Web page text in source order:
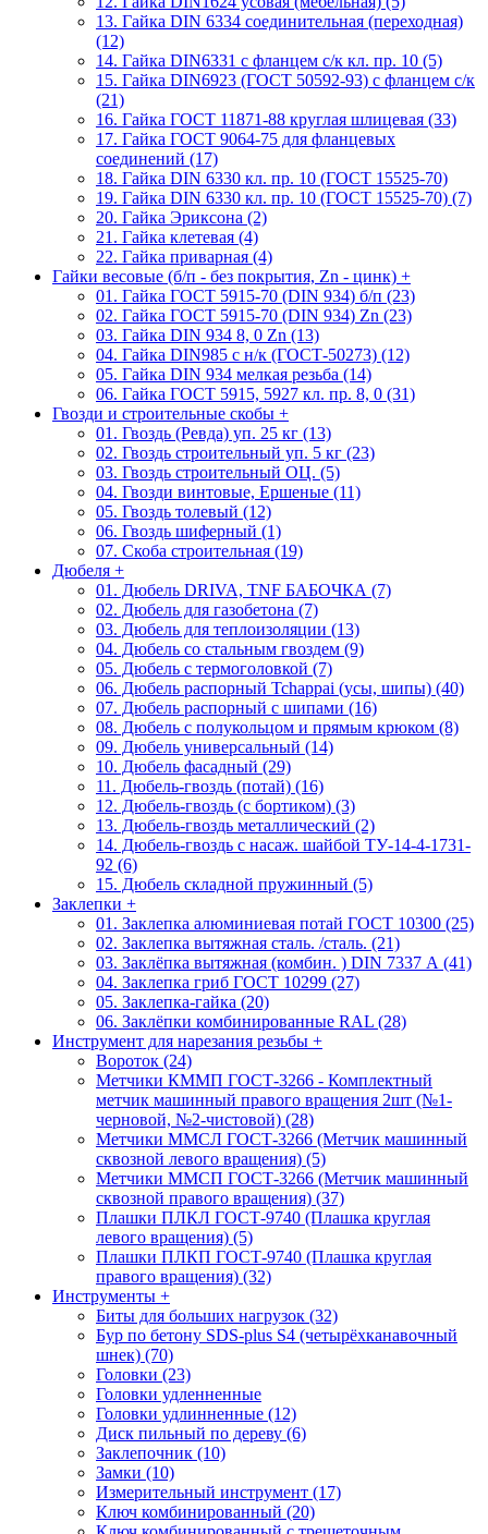
13. Гайка DIN 6334 соединительная (переходная)
(12)
14. Гайка DIN6331 с фланцем с/к кл. пр. 10 (5)
15. Гайка DIN6923 (ГОСТ 50592-93) с фланцем с/к
(21)
16. Гайка ГОСТ 11871-88 круглая шлицевая (33)
17. Гайка ГОСТ 9064-75 для фланцевых
соединений (17)
18. Гайка DIN 6330 кл. пр. 10 (ГОСТ 15525-70)
19. Гайка DIN 6330 кл. пр. 10 (ГОСТ 15525-70) (7)
20. Гайка Эриксона (2)
21. Гайка клетевая (4)
22. Гайка приварная (4)
Гайки весовые (б/п - без покрытия, Zn - цинк) +
01. Гайка ГОСТ 5915-70 (DIN 934) б/п (23)
02. Гайка ГОСТ 5915-70 (DIN 934) Zn (23)
03. Гайка DIN 934 8, 0 Zn (13)
04. Гайка DIN985 с н/к (ГОСТ-50273) (12)
05. Гайка DIN 934 мелкая резьба (14)
06. Гайка ГОСТ 5915, 5927 кл. пр. 8, 0 (31)
Гвозди и строительные скобы +
01. Гвоздь (Ревда) уп. 25 кг (13)
02. Гвоздь строительный уп. 5 кг (23)
03. Гвоздь строительный ОЦ. (5)
04. Гвозди винтовые, Ершеные (11)
05. Гвоздь толевый (12)
06. Гвоздь шиферный (1)
07. Скоба строительная (19)
Дюбеля +
01. Дюбель DRIVA, TNF БАБОЧКА (7)
02. Дюбель для газобетона (7)
03. Дюбель для теплоизоляции (13)
04. Дюбель со стальным гвоздем (9)
05. Дюбель с термоголовкой (7)
06. Дюбель распорный Tchappai (усы, шипы) (40)
07. Дюбель распорный с шипами (16)
08. Дюбель с полукольцом и прямым крюком (8)
09. Дюбель универсальный (14)
10. Дюбель фасадный (29)
11. Дюбель-гвоздь (потай) (16)
12. Дюбель-гвоздь (с бортиком) (3)
13. Дюбель-гвоздь металлический (2)
14. Дюбель-гвоздь с насаж. шайбой ТУ-14-4-1731-
92 (6)
15. Дюбель складной пружинный (5)
Заклепки +
01. Заклепка алюминиевая потай ГОСТ 10300 (25)
02. Заклепка вытяжная сталь. /сталь. (21)
03. Заклёпка вытяжная (комбин. ) DIN 7337 А (41)
04. Заклепка гриб ГОСТ 10299 (27)
05. Заклепка-гайка (20)
06. Заклёпки комбинированные RAL (28)
Инструмент для нарезания резьбы +
Вороток (24)
Метчики КММП ГОСТ-3266 - Комплектный
метчик машинный правого вращения 2шт (№1-
черновой, №2-чистовой) (28)
Метчики ММСЛ ГОСТ-3266 (Метчик машинный
сквозной левого вращения) (5)
Метчики ММСП ГОСТ-3266 (Метчик машинный
сквозной правого вращения) (37)
Плашки ПЛКЛ ГОСТ-9740 (Плашка круглая
левого вращения) (5)
Плашки ПЛКП ГОСТ-9740 (Плашка круглая
правого вращения) (32)
Инструменты +
Биты для больших нагрузок (32)
Бур по бетону SDS-plus S4 (четырёхканавочный
шнек) (70)
Головки (23)
Головки удленненные
Головки удлинненные (12)
Диск пильный по дереву (6)
Заклепочник (10)
Замки (10)
Измерительный инструмент (17)
Ключ комбинированный (20)